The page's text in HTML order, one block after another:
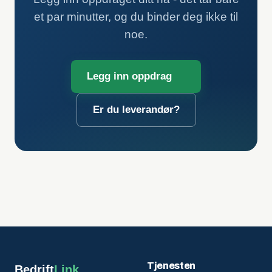
et par minutter, og du binder deg ikke til
noe.
Legg inn oppdrag
Er du leverandør?
Tjenesten